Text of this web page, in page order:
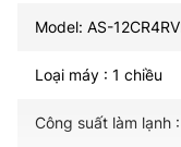
Model: AS-
Loại máy : 1 chiều
Công suất làm lạnh